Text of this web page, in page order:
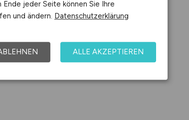
jeder Seite können Sie Ihre
und ändern. Datenschutzerklärung
ALLE AKZEPTIEREN